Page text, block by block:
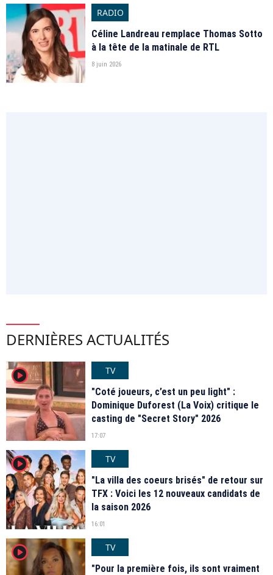
RADIO
Céline Landreau remplace Thomas Sotto
à la tête de la matinale de RTL
8 juin 2026
DERNIÈRES ACTUALITÉS
player2
TV
"Coté joueurs, c’est un peu light" :
Dominique Duforest (La Voix) critique le
casting de "Secret Story" 2026
17:07
player2
TV
"La villa des coeurs brisés" de retour sur
TFX : Voici les 12 nouveaux candidats de
la saison 2026
16:01
player2
TV
"Pour la première fois, ils sont vraiment